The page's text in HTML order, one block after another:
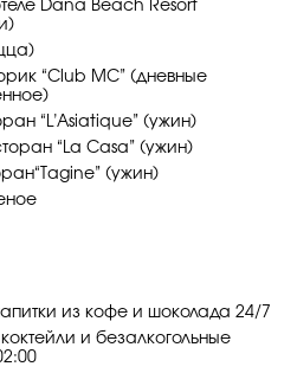
Dana Beach Resort
“Club MC” (дневные
“L’Asiatique” (ужин)
“La Casa” (ужин)
(ужин)
из кофе и шоколада 24/7
и безалкогольные